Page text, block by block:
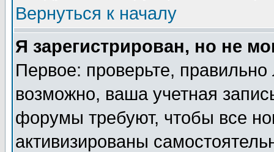
Вернуться к началу
Я зарегистрирован, но не
Первое: проверьте,
возможно, ваша учетная
форумы требуют, чтобы все
активизированы